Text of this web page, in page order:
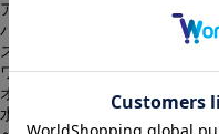
アウター
パンツ
スカート
ワンピース
オールインワン・サロペット
水着